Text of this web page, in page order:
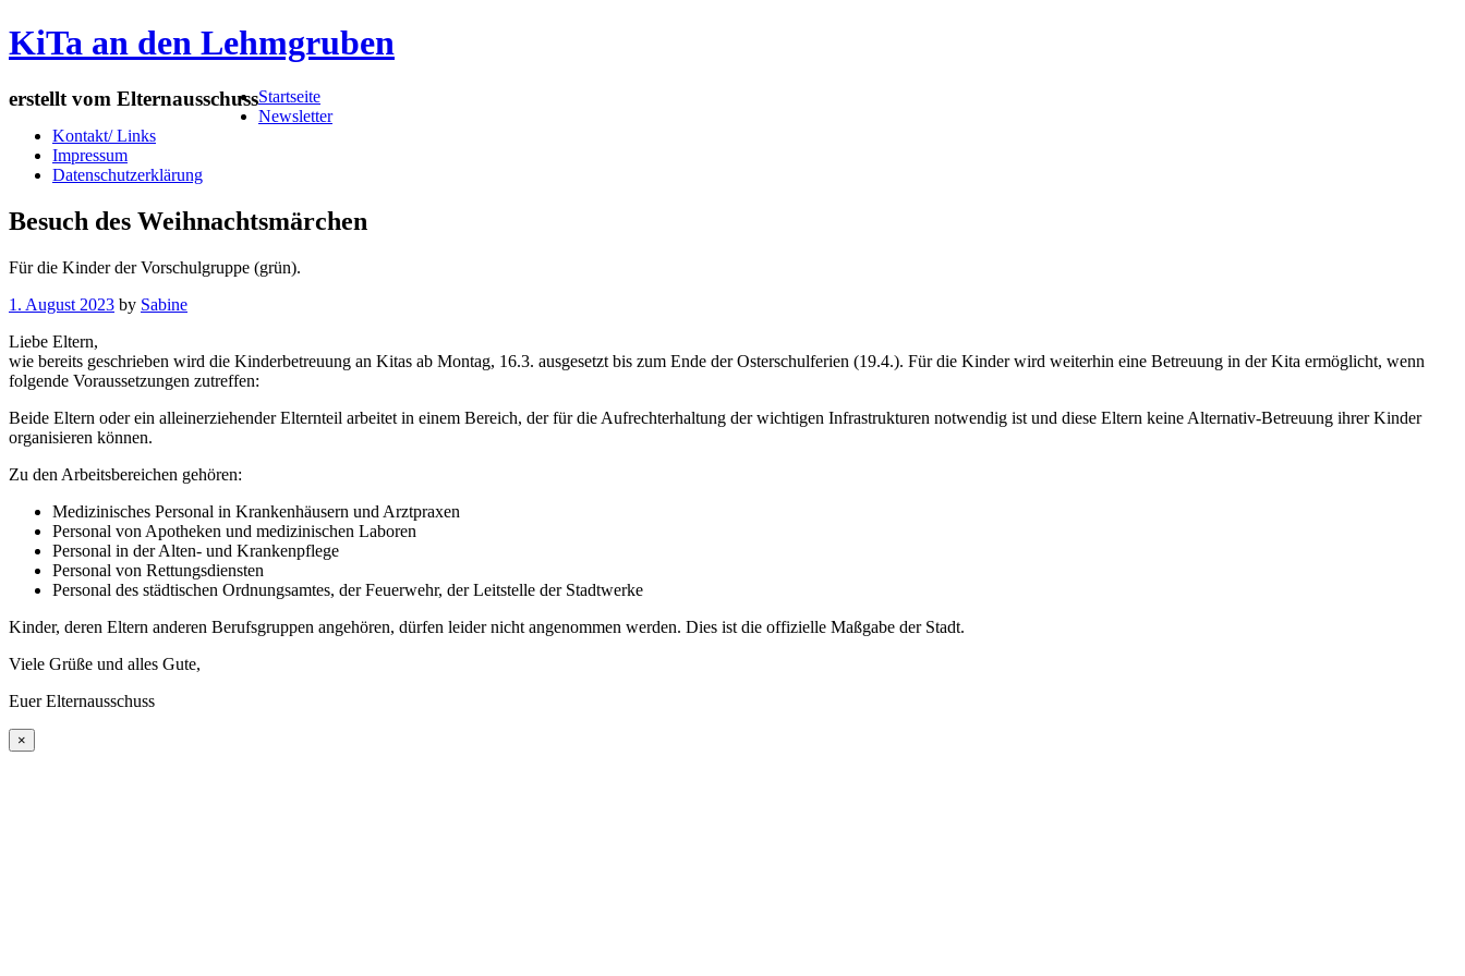
KiTa an den Lehmgruben
erstellt vom Elternausschuss
Menu
Skip
content
Startseite
Newsletter
Kontakt/ Links
Impressum
Datenschutzerklärung
Besuch des Weihnachtsmärchen
Für die Kinder der Vorschulgruppe (grün).
1. August 2023 by Sabine
navigation
Previous
Post
Post
»
Liebe Eltern,
wie bereits geschrieben wird die Kinderbetreuung an Kitas ab Montag, 16.3. ausgesetzt bis zum Ende der Osterschulferien (19.4.). Für die Kinder wird weiterhin eine Betreuung in der Kita ermöglicht, wenn
folgende Voraussetzungen zutreffen:
Beide Eltern oder ein alleinerziehender Elternteil arbeitet in einem Bereich, der für die Aufrechterhaltung der wichtigen Infrastrukturen notwendig ist und diese Eltern keine Alternativ-Betreuung ihrer Kinder
organisieren können.
Zu den Arbeitsbereichen gehören:
Medizinisches Personal in Krankenhäusern und Arztpraxen
Personal von Apotheken und medizinischen Laboren
Personal in der Alten- und Krankenpflege
Personal von Rettungsdiensten
Personal des städtischen Ordnungsamtes, der Feuerwehr, der Leitstelle der Stadtwerke
Kinder, deren Eltern anderen Berufsgruppen angehören, dürfen leider nicht angenommen werden. Dies ist die offizielle Maßgabe der Stadt.
Viele Grüße und alles Gute,
Euer Elternausschuss
×